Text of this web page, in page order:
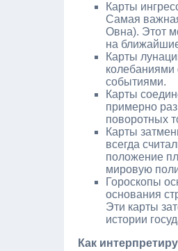
Карты
Самая
Овна). Этот
на
Карты
колебаниями
событиями.
Карты
примерно
поворотных
Карты
всегда
положение
мировую
Гороскопы
основания
Эти карты
истории
Как